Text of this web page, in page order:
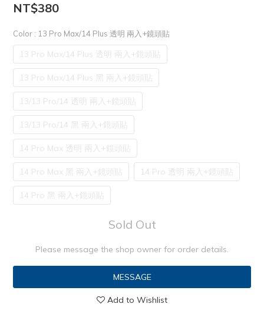
NT$380
Color : 13 Pro Max/14 Plus 透明 兩入+鏡頭貼
13 Pro Max/14 Plus 透明 兩入+鏡頭貼
13 Pro Max/14 Plus 黑 兩入+鏡頭貼
13/13 Pro/14 透明 兩入+鏡頭貼
13/13 Pro/14 黑 兩入+鏡頭貼
14 Pro Max 透明 兩入+鏡頭貼
14 Pro Max 黑 兩入+鏡頭貼 14 Pro 透明 兩入+鏡頭貼
14 Pro 黑 兩入+鏡頭貼
Sold Out
Please message the shop owner for order details.
MESSAGE
Add to Wishlist